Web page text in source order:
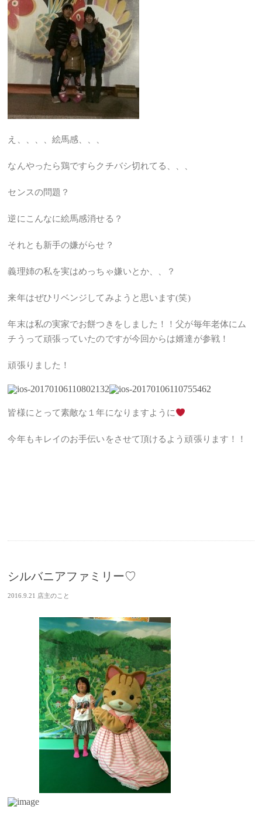
え、、、、絵馬感、、、
なんやったら鶏ですらクチバシ切れてる、、、
センスの問題？
逆にこんなに絵馬感消せる？
それとも新手の嫌がらせ？
義理姉の私を実はめっちゃ嫌いとか、、？
来年はぜひリベンジしてみようと思います(笑)
年末は私の実家でお餅つきをしました！！父が毎年老体にム
チうって頑張っていたのですが今回からは婿達が参戦！
頑張りました！
皆様にとって素敵な１年になりますように
今年もキレイのお手伝いをさせて頂けるよう頑張ります！！
シルバニアファミリー♡
2016.9.21 店主のこと